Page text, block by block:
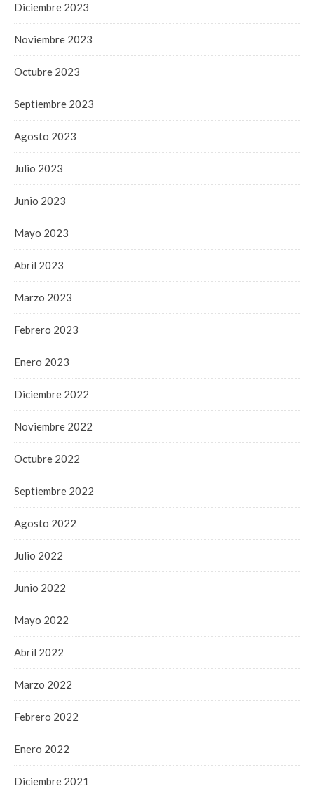
Diciembre 2023
Noviembre 2023
Octubre 2023
Septiembre 2023
Agosto 2023
Julio 2023
Junio 2023
Mayo 2023
Abril 2023
Marzo 2023
Febrero 2023
Enero 2023
Diciembre 2022
Noviembre 2022
Octubre 2022
Septiembre 2022
Agosto 2022
Julio 2022
Junio 2022
Mayo 2022
Abril 2022
Marzo 2022
Febrero 2022
Enero 2022
Diciembre 2021